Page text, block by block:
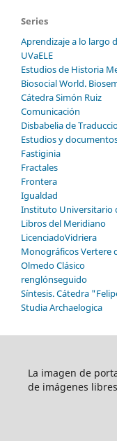
Series
Aprendizaje a lo largo
UVaELE
Estudios de Historia
Biosocial World.
Cátedra Simón Ruiz
Comunicación
Disbabelia de
Estudios y
Fastiginia
Fractales
Frontera
Igualdad
Instituto Universitario
Libros del Meridiano
LicenciadoVidriera
Monográficos Vertere
Olmedo Clásico
renglónseguido
Síntesis. Cátedra
Studia Archaelogica
La imagen de
de imágenes